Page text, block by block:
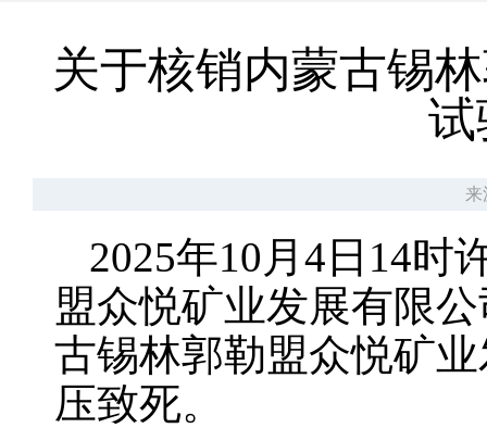
关于核销内蒙古锡
试
来
2025年10月4日14时
盟众悦矿业发展有限
古锡林郭勒盟众悦矿
压致死。